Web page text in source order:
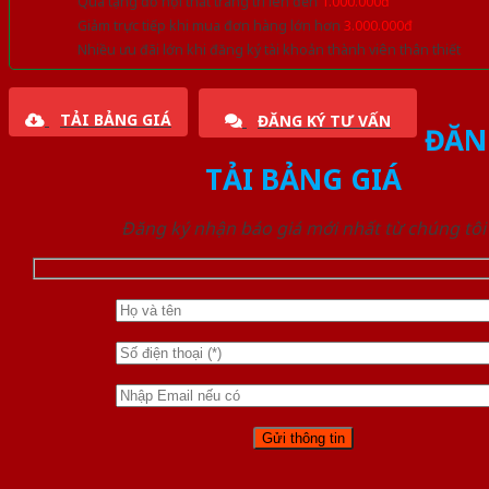
Giảm trực tiếp khi mua đơn hàng lớn hơn 3.000.000đ
Nhiều ưu đãi lớn khi đăng ký tài khoản thành viên thân thiết
TẢI BẢNG GIÁ ĐĂNG KÝ TƯ VẤN
TẢI BẢNG GIÁ
Đăng ký nhận báo giá mới nhất từ chúng tôi